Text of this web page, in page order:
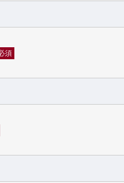
須